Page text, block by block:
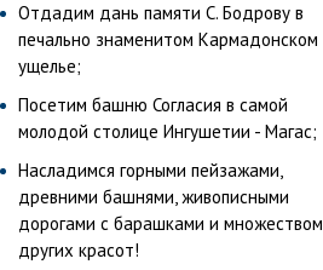
Отдадим дань памяти С. Бодрову в
печально знаменитом Кармадонском
ущелье;
Посетим башню Согласия в самой
молодой столице Ингушетии - Магас;
Насладимся горными пейзажами,
древними башнями, живописными
дорогами с барашками и множеством
других красот!